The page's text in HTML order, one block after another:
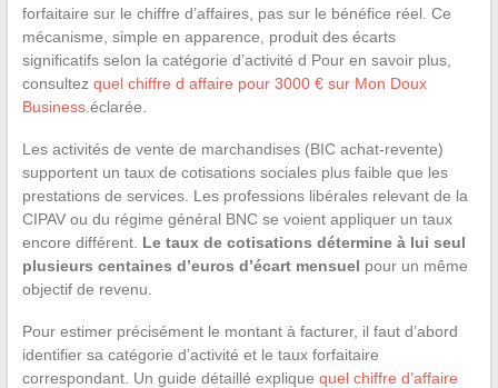
forfaitaire sur le chiffre d’affaires, pas sur le bénéfice réel. Ce
mécanisme, simple en apparence, produit des écarts
significatifs selon la catégorie d’activité d Pour en savoir plus,
consultez quel chiffre d affaire pour 3000 € sur Mon Doux
Business.éclarée.
Les activités de vente de marchandises (BIC achat-revente)
supportent un taux de cotisations sociales plus faible que les
prestations de services. Les professions libérales relevant de la
CIPAV ou du régime général BNC se voient appliquer un taux
encore différent. Le taux de cotisations détermine à lui seul
plusieurs centaines d’euros d’écart mensuel pour un même
objectif de revenu.
Pour estimer précisément le montant à facturer, il faut d’abord
identifier sa catégorie d’activité et le taux forfaitaire
correspondant. Un guide détaillé explique quel chiffre d’affaire